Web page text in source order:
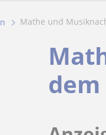
Mathe und